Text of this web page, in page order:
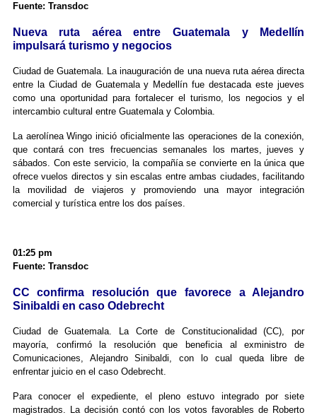
Fuente: Transdoc
Nueva ruta aérea entre Guatemala y Medellín
impulsará turismo y negocios
Ciudad de Guatemala. La inauguración de una nueva ruta aérea directa
entre la Ciudad de Guatemala y Medellín fue destacada este jueves
como una oportunidad para fortalecer el turismo, los negocios y el
intercambio cultural entre Guatemala y Colombia.
La aerolínea Wingo inició oficialmente las operaciones de la conexión,
que contará con tres frecuencias semanales los martes, jueves y
sábados. Con este servicio, la compañía se convierte en la única que
ofrece vuelos directos y sin escalas entre ambas ciudades, facilitando
la movilidad de viajeros y promoviendo una mayor integración
comercial y turística entre los dos países.
01:25 pm
Fuente: Transdoc
CC confirma resolución que favorece a Alejandro
Sinibaldi en caso Odebrecht
Ciudad de Guatemala. La Corte de Constitucionalidad (CC), por
mayoría, confirmó la resolución que beneficia al exministro de
Comunicaciones, Alejandro Sinibaldi, con lo cual queda libre de
enfrentar juicio en el caso Odebrecht.
Para conocer el expediente, el pleno estuvo integrado por siete
magistrados. La decisión contó con los votos favorables de Roberto